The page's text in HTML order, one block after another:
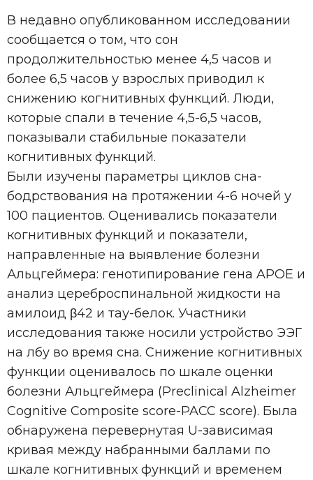
В недавно опубликованном исследовании
сообщается о том, что сон
продолжительностью менее 4,5 часов и
более 6,5 часов у взрослых приводил к
снижению когнитивных функций. Люди,
которые спали в течение 4,5-6,5 часов,
показывали стабильные показатели
когнитивных функций.
Были изучены параметры циклов сна-
бодрствования на протяжении 4-6 ночей у
100 пациентов. Оценивались показатели
когнитивных функций и показатели,
направленные на выявление болезни
Альцгеймера: генотипирование гена APOE и
анализ цереброспинальной жидкости на
амилоид β42 и тау-белок. Участники
исследования также носили устройство ЭЭГ
на лбу во время сна. Снижение когнитивных
функции оценивалось по шкале оценки
болезни Альцгеймера (Preclinical Alzheimer
Cognitive Composite score-PACC score). Была
обнаружена перевернутая U-зависимая
кривая между набранными баллами по
шкале когнитивных функций и временем